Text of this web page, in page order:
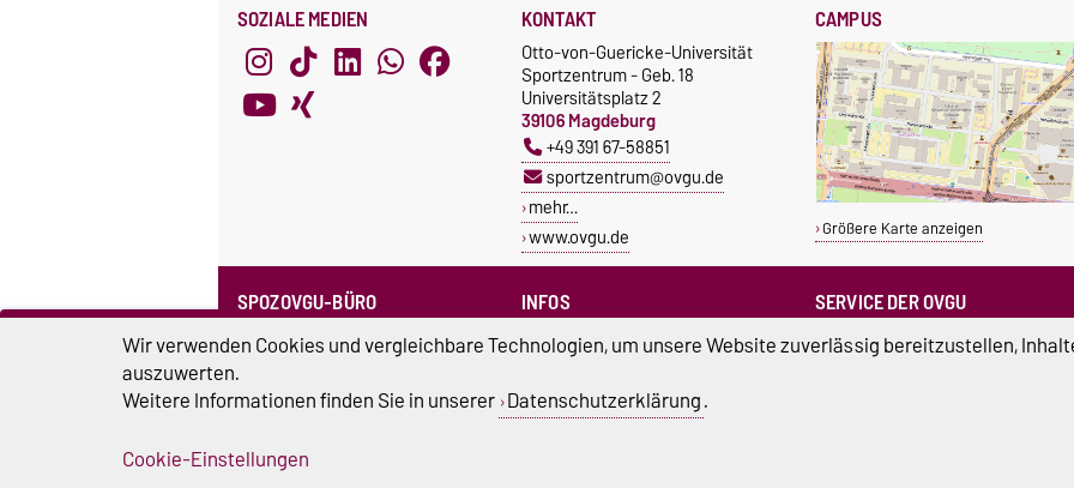
SOZIALE MEDIEN KONTAKT
Otto-von-Guericke-Universität
Sportzentrum - Geb. 18
Universitätsplatz 2
39106 Magdeburg
+49 391 67-58851
sportzentrum@ovgu.de
mehr…
www.ovgu.de
CAMPUS
Größere Karte anzeigen
SPOZOVGU-BÜRO
Sprechzeiten
INFOS
Campus Service Center
Studentenwerk
Studierendenrat
Sportreferent der Uni
SERVICE DER OVGU
Infopoint & Fundbüro
+49 391 67-54444
Wir verwenden Cookies und vergleichbare Technologien, um unsere Website zuverlässig bereitzustellen,
auszuwerten.
Weitere Informationen finden Sie in unserer Datenschutzerklärung.
Cookie-Einstellungen